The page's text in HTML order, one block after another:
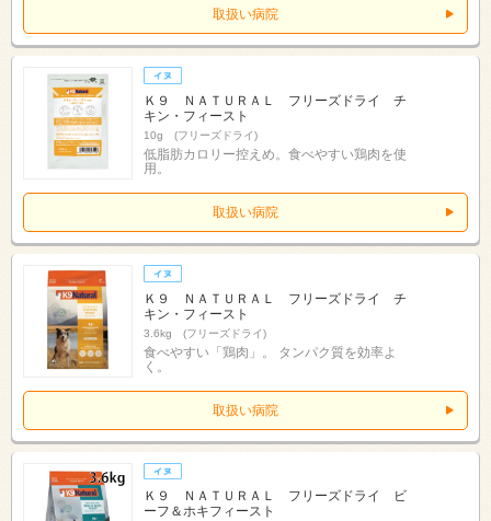
取扱い病院
Ｋ９ ＮＡＴＵＲＡＬ フリーズドライ チ
キン・フィースト
10g (フリーズドライ)
低脂肪カロリー控えめ。食べやすい鶏肉を使
用。
取扱い病院
Ｋ９ ＮＡＴＵＲＡＬ フリーズドライ チ
キン・フィースト
3.6kg (フリーズドライ)
食べやすい「鶏肉」。 タンパク質を効率よ
く。
取扱い病院
Ｋ９ ＮＡＴＵＲＡＬ フリーズドライ ビ
ーフ＆ホキフィースト